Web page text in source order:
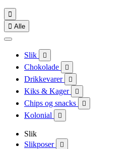

 Alle
Slik 
Chokolade 
Drikkevarer 
Kiks & Kager 
Chips og snacks 
Kolonial 
Slik
Slikposer
